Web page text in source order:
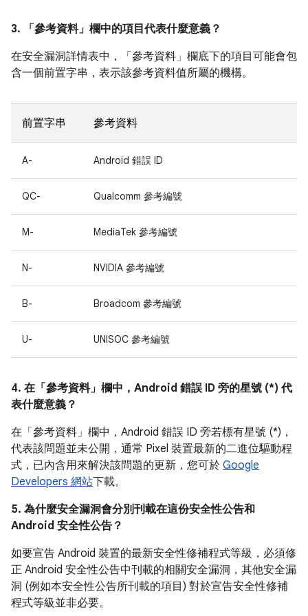
3. 「參考資料」 欄中的項目代表什麼意義？
在安全漏洞詳情表中，「參考資料」 欄底下的項目可能會包
含一個前置字串，表示該參考資料值所屬的機構。
前置字串 參考資料
A- Android 錯誤 ID
QC- Qualcomm 參考編號
M- MediaTek 參考編號
N- NVIDIA 參考編號
B- Broadcom 參考編號
U- UNISOC 參考編號
4. 在「參考資料」 欄中，Android 錯誤 ID 旁的星號 (*) 代
表什麼意義？
在「參考資料」 欄中，Android 錯誤 ID 旁若標有星號 (*)，
代表該問題並未公開，通常 Pixel 裝置最新的二進位驅動程
式，已內含用來解決該問題的更新，您可於 Google
Developers 網站下載。
5. 為什麼安全漏洞會分別刊載在這份安全性公告和
Android 安全性公告？
如要宣告 Android 裝置的最新安全性修補程式等級，必須修
正 Android 安全性公告中刊載的相關安全漏洞，其他安全漏
洞 (例如本安全性公告所刊載的項目) 對於宣告安全性修補
程式等級並非必要。